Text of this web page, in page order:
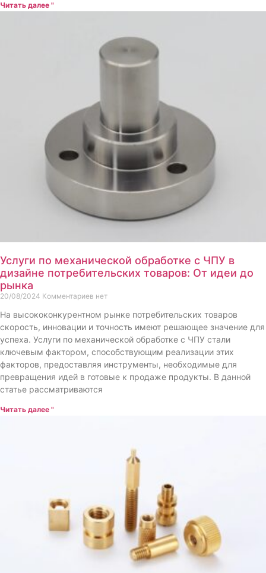
Читать далее "
Услуги по механической обработке с ЧПУ в
дизайне потребительских товаров: От идеи до
рынка
20/08/2024 Комментариев нет
На высококонкурентном рынке потребительских товаров
скорость, инновации и точность имеют решающее значение для
успеха. Услуги по механической обработке с ЧПУ стали
ключевым фактором, способствующим реализации этих
факторов, предоставляя инструменты, необходимые для
превращения идей в готовые к продаже продукты. В данной
статье рассматриваются
Читать далее "